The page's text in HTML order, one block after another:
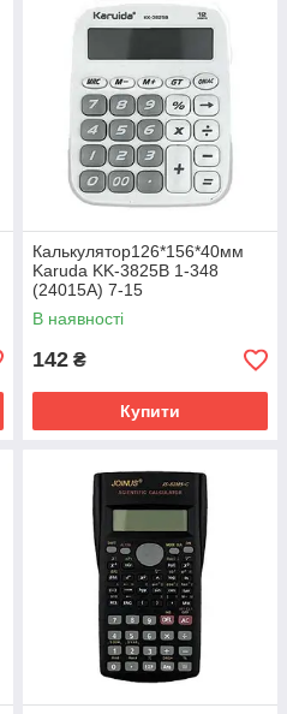
Калькулятор126*156*40мм
Karuda KK-3825B 1-348
(24015А) 7-15
В наявності
142 ₴
Купити